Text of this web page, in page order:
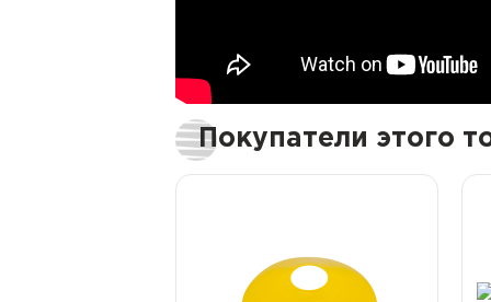
Покупатели этого